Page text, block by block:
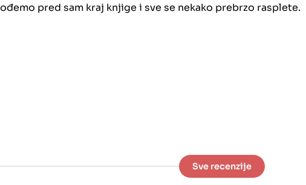
pred sam kraj knjige i sve se nekako prebrzo rasplete.
Sve recenzije